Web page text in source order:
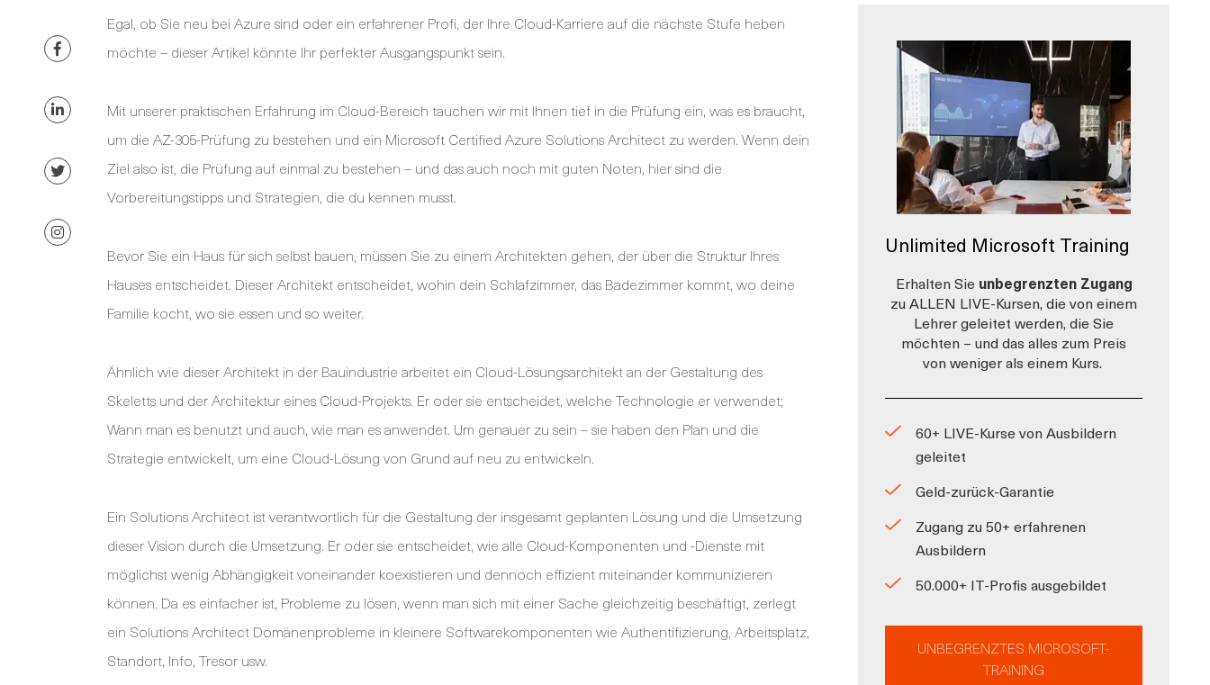
Egal, ob Sie neu bei Azure sind oder ein erfahrener Profi, der Ihre Cloud-Karriere auf die nächste Stufe heben
möchte – dieser Artikel könnte Ihr perfekter Ausgangspunkt sein.
Mit unserer praktischen Erfahrung im Cloud-Bereich tauchen wir mit Ihnen tief in die Prüfung ein, was es braucht,
um die AZ-305-Prüfung zu bestehen und ein Microsoft Certified Azure Solutions Architect zu werden. Wenn dein
Ziel also ist, die Prüfung auf einmal zu bestehen – und das auch noch mit guten Noten, hier sind die
Vorbereitungstipps und Strategien, die du kennen musst.
Bevor Sie ein Haus für sich selbst bauen, müssen Sie zu einem Architekten gehen, der über die Struktur Ihres
Hauses entscheidet. Dieser Architekt entscheidet, wohin dein Schlafzimmer, das Badezimmer kommt, wo deine
Familie kocht, wo sie essen und so weiter.
Ähnlich wie dieser Architekt in der Bauindustrie arbeitet ein Cloud-Lösungsarchitekt an der Gestaltung des
Skeletts und der Architektur eines Cloud-Projekts. Er oder sie entscheidet, welche Technologie er verwendet;
Wann man es benutzt und auch, wie man es anwendet. Um genauer zu sein – sie haben den Plan und die
Strategie entwickelt, um eine Cloud-Lösung von Grund auf neu zu entwickeln.
Ein Solutions Architect ist verantwortlich für die Gestaltung der insgesamt geplanten Lösung und die Umsetzung
dieser Vision durch die Umsetzung. Er oder sie entscheidet, wie alle Cloud-Komponenten und -Dienste mit
möglichst wenig Abhängigkeit voneinander koexistieren und dennoch effizient miteinander kommunizieren
können. Da es einfacher ist, Probleme zu lösen, wenn man sich mit einer Sache gleichzeitig beschäftigt, zerlegt
ein Solutions Architect Domänenprobleme in kleinere Softwarekomponenten wie Authentifizierung, Arbeitsplatz,
Standort, Info, Tresor usw.
Unlimited Microsoft Training
Erhalten Sieunbegrenzten Zugang
zu ALLEN LIVE-Kursen, die von einem
Lehrer geleitet werden, die Sie
möchten – und das alles zum Preis
von weniger als einem Kurs.
60+ LIVE-Kurse von Ausbildern
geleitet
Geld-zurück-Garantie
Zugang zu 50+ erfahrenen
Ausbildern
50.000+ IT-Profis ausgebildet
UNBEGRENZTES MICROSOFT-
TRAINING